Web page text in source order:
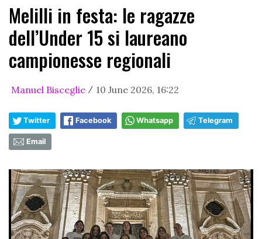
Melilli in festa: le ragazze
dell’Under 15 si laureano
campionesse regionali
Manuel Bisceglie / 10 June 2026, 16:22
Twitter Facebook Whatsapp Telegram
Email